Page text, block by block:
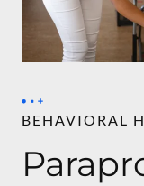
BEHAVIORAL